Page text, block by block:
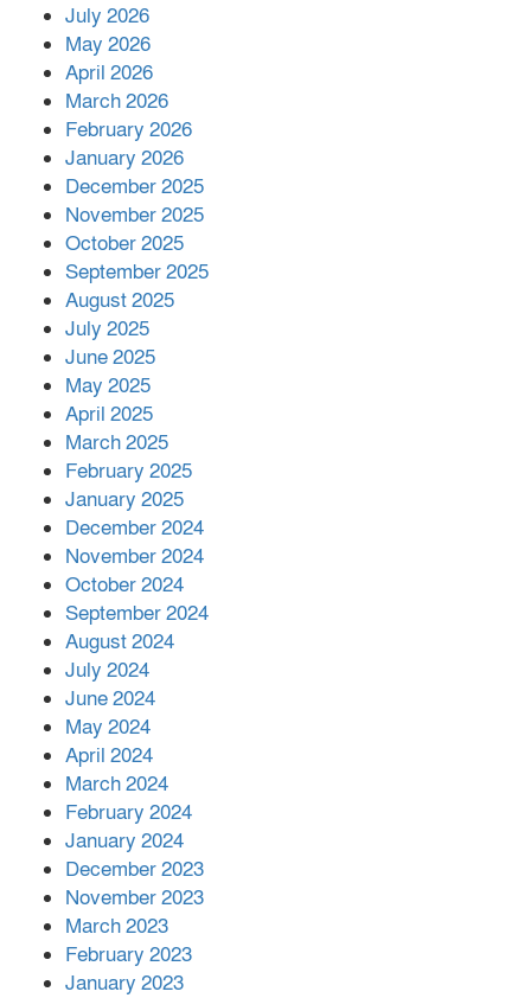
পর ফোন তারেক রহমানের,গ্যাস সঙ্কট
সহায়তা দিলেন সাচিং প্রু জেরী
July 2026
May 2026
April 2026
March 2026
February 2026
January 2026
December 2025
November 2025
October 2025
September 2025
August 2025
July 2025
June 2025
May 2025
April 2025
March 2025
February 2025
January 2025
December 2024
November 2024
October 2024
September 2024
August 2024
July 2024
June 2024
May 2024
April 2024
March 2024
February 2024
January 2024
December 2023
November 2023
March 2023
February 2023
January 2023